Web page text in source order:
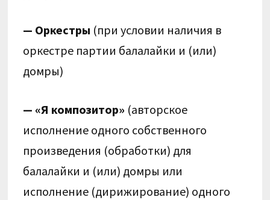
— Оркестры (при условии наличия в
оркестре партии балалайки и (или)
домры)
— «Я композитор» (авторское
исполнение одного собственного
произведения (обработки) для
балалайки и (или) домры или
исполнение (дирижирование) одного